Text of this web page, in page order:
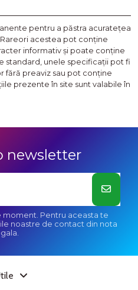
pentru a păstra acurateţea
acestea pot conţine
informativ şi poate conţine
standard, unele specificaţii pot fi
preaviz sau pot conţine
prezente în site sunt valabile în
newsletter
moment. Pentru aceasta te
noastre de contact din nota